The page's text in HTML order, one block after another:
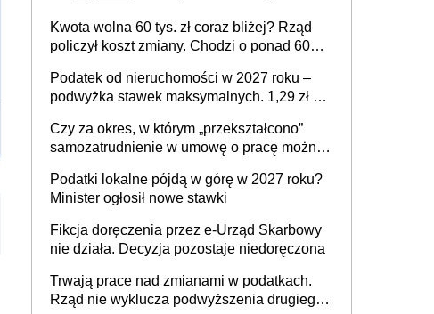
Kwota wolna 60 tys. zł coraz bliżej? Rząd
policzył koszt zmiany. Chodzi o ponad 60
Podatek od nieruchomości w 2027 roku –
podwyżka stawek maksymalnych. 1,29 zł za
budynków i lokali związanych z
prowadzeniem działalności gospodarczej
Czy za okres, w którym „przekształcono”
samozatrudnienie w umowę o pracę można
umowy cywilnoprawnej jedynym
racjonalnym wyjściem
Podatki lokalne pójdą w górę w 2027 roku?
Minister ogłosił nowe stawki
Fikcja doręczenia przez e-Urząd Skarbowy
nie działa. Decyzja pozostaje niedoręczona
Trwają prace nad zmianami w podatkach.
Rząd nie wyklucza podwyższenia drugiego